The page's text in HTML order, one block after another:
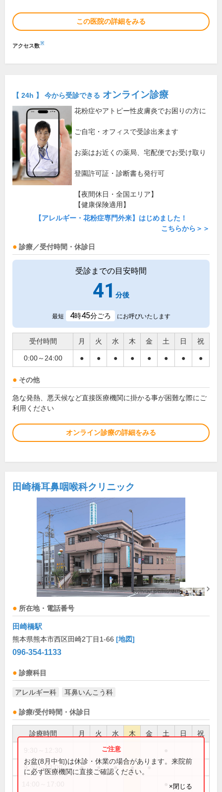
この医院の詳細をみる
アクセス数※
【 24h 】 今から受診できる オンライン診療
花粉症やアトピー性皮膚炎でお困りの方に
ご自宅・オフィスで受診出来ます
お薬はお近くの薬局、宅配便でお受け取り
登園許可証・診断書も発行可
【夜間休日・全国エリア】
【健康保険適用】
【アレルギー・花粉症専門外来】はじめました！
こちらから＞＞
診療／受付時間・休診日
受診までの目安時間
41 分後
最短 4時45分ごろ にお呼びいたします
受付時間 月 火 水 木 金 土 日 祝
0:00～24:00 ● ● ● ● ● ● ● ●
その他
急な発熱、悪天候など直接医療機関に掛かる事が困難な際にご
利用ください
オンライン診療の詳細をみる
田崎橋耳鼻咽喉科クリニック
所在地・電話番号
田崎橋駅
熊本県熊本市西区田崎2丁目1-66 [地図]
096-354-1133
診療科目
アレルギー科 耳鼻いんこう科
診療/受付時間・休診日
診療時間 月 火 水 木 金 土 日 祝
9:30～13:00 ● ● ● ● ●
お盆(8月中旬)は休診・休業の場合があります。来院前
に必ず医療機関に直接ご確認ください。
×閉じる